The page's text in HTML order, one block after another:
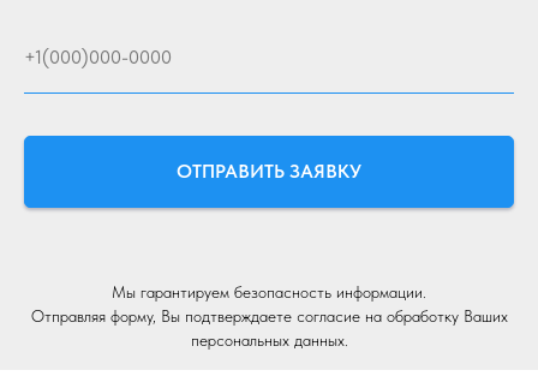
+1(000)000-0000
ОТПРАВИТЬ ЗАЯВКУ
Мы гарантируем безопасность информации.
Отправляя форму, Вы подтверждаете согласие на обработку Ваших
персональных данных.